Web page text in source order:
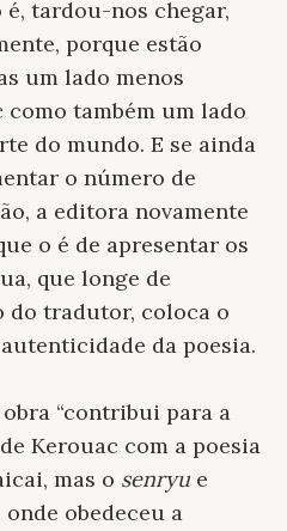
tardou-nos chegar,
porque estão
um lado menos
também um lado
do mundo. E se ainda
o número de
a editora novamente
o é de apresentar os
que longe de
do tradutor, coloca o
da poesia.
“contribui para a
Kerouac com a poesia
mas o senryue
obedeceu a